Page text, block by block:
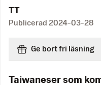
TT
Publicerad 2024-03-28
Ge bort fri läsning
Taiwaneser som